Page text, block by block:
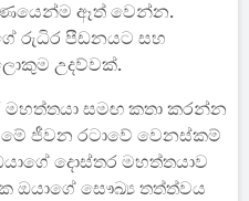
ඈත් වෙන්න.
රුධිර පීඩනයට සහ
උදව්වක්.
මහත්තයා සමඟ කතා කරන්න
මේ ජීවන රටාවේ වෙනස්කම්
දොස්තර මහත්තයාව
ඔයාගේ සෞඛ්‍ය තත්ත්වය